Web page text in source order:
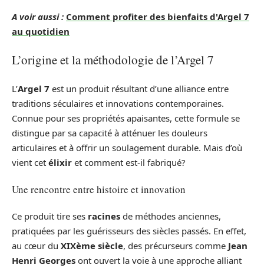
A voir aussi : Comment profiter des bienfaits d'Argel 7
au quotidien
L’origine et la méthodologie de l’Argel 7
L’Argel 7 est un produit résultant d’une alliance entre
traditions séculaires et innovations contemporaines.
Connue pour ses propriétés apaisantes, cette formule se
distingue par sa capacité à atténuer les douleurs
articulaires et à offrir un soulagement durable. Mais d’où
vient cet élixir et comment est-il fabriqué?
Une rencontre entre histoire et innovation
Ce produit tire ses racines de méthodes anciennes,
pratiquées par les guérisseurs des siècles passés. En effet,
au cœur du XIXème siècle, des précurseurs comme Jean
Henri Georges ont ouvert la voie à une approche alliant